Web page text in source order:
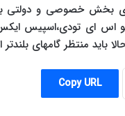
بخش خصوصی و دولتی
اس ای تودی،اسپیس
باید منتظر گامهای
Copy URL